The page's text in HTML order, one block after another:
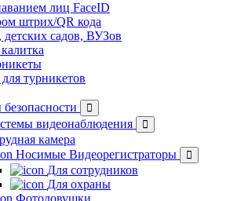
лиц FaceID
штрих/QR кода
садов, ВУЗов
турникетов
видеонаблюдения
камера
Носимые Видеорегистраторы
Для сотрудников
Для охраны
Фотоловушки